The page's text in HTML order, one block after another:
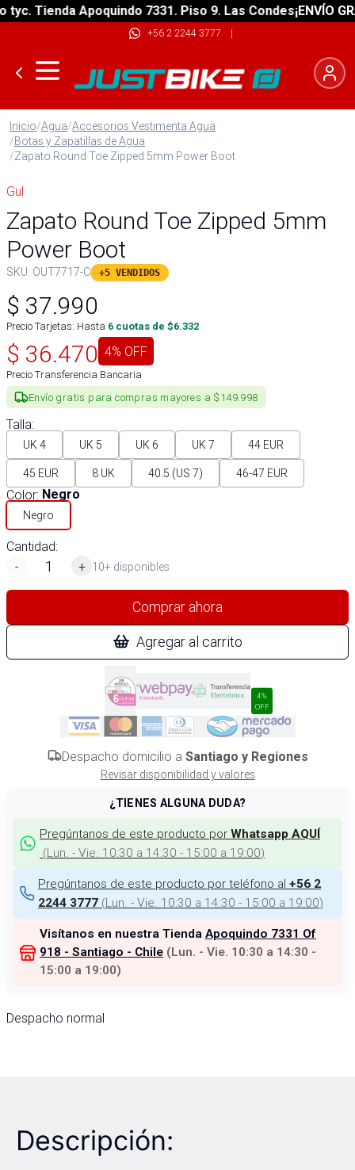
Tienda Apoquindo 7331. Piso 9. Las Condes¡ENVÍO
+56 2 2244 3777 |
Inicio/Agua/Accesorios Vestimenta Agua
/Botas y Zapatillas de Agua
/Zapato Round Toe Zipped 5mm Power Boot
Gul
Zapato Round Toe Zipped 5mm
Power Boot
SKU: OUT7717-C +5 VENDIDOS
$ 37.990
Precio Tarjetas: Hasta 6 cuotas de $6.332
$ 36.470 4% OFF
Precio Transferencia Bancaria
Envío gratis para compras mayores a $149.998
Talla:
UK 4 UK 5 UK 6 UK 7
44 EUR
45 EUR
8 UK 40.5 (US 7) 46-47 EUR
Color: Negro
Negro
Cantidad:
-
+ 10+ disponibles
Comprar ahora
Agregar al carrito
4%
OFF
Despacho domicilio a Santiago y Regiones
Revisar disponibilidad y valores
¿TIENES ALGUNA DUDA?
Pregúntanos de este producto por Whatsapp AQUÍ
(Lun. - Vie. 10:30 a 14:30 - 15:00 a 19:00)
Pregúntanos de este producto por teléfono al +56 2
2244 3777 (Lun. - Vie. 10:30 a 14:30 - 15:00 a 19:00)
Visítanos en nuestra Tienda Apoquindo 7331 Of
918 - Santiago - Chile (Lun. - Vie. 10:30 a 14:30 -
15:00 a 19:00)
Despacho normal
Descripción: